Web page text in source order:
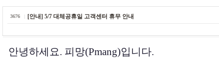
3676 [안내] 5/7 대체공휴일 고객센터 휴무 안내
안녕하세요. 피망(Pmang)입니다.